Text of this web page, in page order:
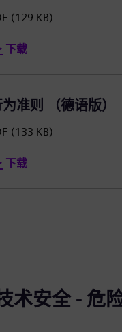
(129 KB)
下载
准则 （德语版）
(133 KB)
下载
术安全 - 危